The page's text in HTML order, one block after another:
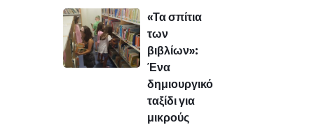
«Τα σπίτια
των
βιβλίων»:
Ένα
δημιουργικό
ταξίδι για
μικρούς